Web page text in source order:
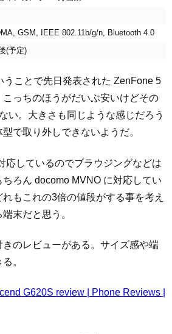
GSM, IEEE 802.11b/g/n, Bluetooth 4.0
(予定)
うことで先日発表された ZenFone 5
っちのほうがだいぶ安いけどその
い。大きさも同じような感じだろう
で取り外しできないようだ。
応しているのでブラウジングなどは
ろん docomo MVNO に対応してい
もこれの3倍の値段がする事を考え
末だと思う。
きのレビューがある。サイズ感や端
。
G620S review | Phone Reviews |